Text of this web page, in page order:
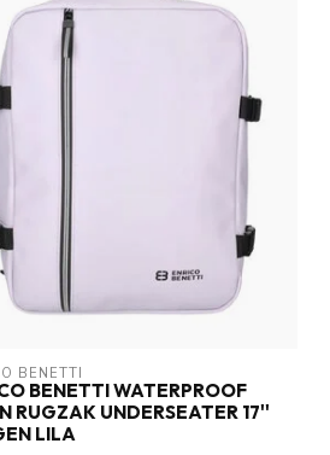
BENETTI
BENETTI WATERPROOF
RUGZAK UNDERSEATER 17''
LILA